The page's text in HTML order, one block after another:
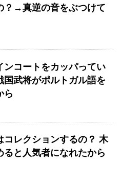
？→真逆の音をぶつけて
ンコートをカッパってい
武将がポルトガル語を
ら
コレクションするの？ 木
ると人気者になれたから